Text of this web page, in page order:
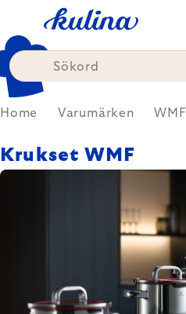
content
Home Varumärken WMF
Krukset WMF